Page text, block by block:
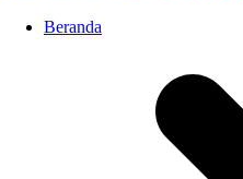
Beranda